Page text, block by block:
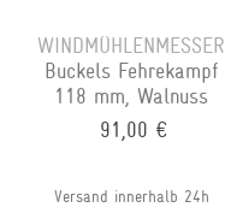
WINDMÜHLENMESSER
Buckels Fehrekampf
118 mm, Walnuss
91,00 €
Versand innerhalb 24h